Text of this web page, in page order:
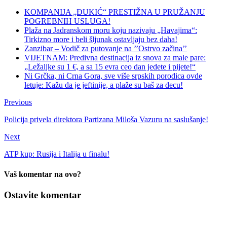
KOMPANIJA „ĐUKIĆ“ PRESTIŽNA U PRUŽANJU
POGREBNIH USLUGA!
Plaža na Jadranskom moru koju nazivaju „Havajima“:
Tirkizno more i beli šljunak ostavljaju bez daha!
Zanzibar – Vodič za putovanje na ’’Ostrvo začina’’
VIJETNAM: Predivna destinacija iz snova za male pare:
„Ležaljke su 1 €, a sa 15 evra ceo dan jedete i pijete!“
Ni Grčka, ni Crna Gora, sve više srpskih porodica ovde
letuje: Kažu da je jeftinije, a plaže su baš za decu!
Previous
Policija privela direktora Partizana Miloša Vazuru na saslušanje!
Next
ATP kup: Rusija i Italija u finalu!
Vaš komentar na ovo?
Ostavite komentar